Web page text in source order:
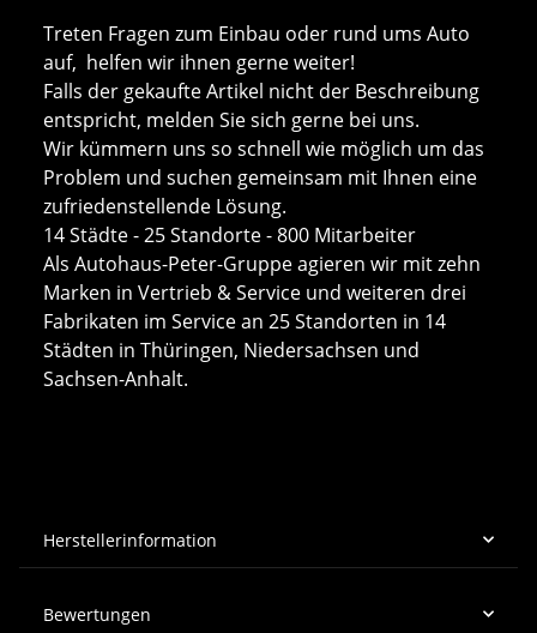
Treten Fragen zum Einbau oder rund ums Auto
auf, helfen wir ihnen gerne weiter!
Falls der gekaufte Artikel nicht der Beschreibung
entspricht, melden Sie sich gerne bei uns.
Wir kümmern uns so schnell wie möglich um das
Problem und suchen gemeinsam mit Ihnen eine
zufriedenstellende Lösung.
14 Städte - 25 Standorte - 800 Mitarbeiter
Als Autohaus-Peter-Gruppe agieren wir mit zehn
Marken in Vertrieb & Service und weiteren drei
Fabrikaten im Service an 25 Standorten in 14
Städten in Thüringen, Niedersachsen und
Sachsen-Anhalt.
Herstellerinformation
Bewertungen